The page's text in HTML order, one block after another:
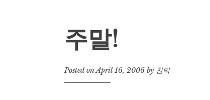
주말!
Posted onApril 16, 2006 by 찬익